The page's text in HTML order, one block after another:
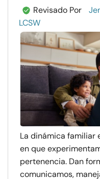
Revisado Por
LCSW
La dinámica familiar
en que
pertenencia. Dan
comunicamos,